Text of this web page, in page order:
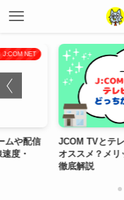
J:COM TV
とテレビアンテナどっちが
メリット・デメリットを